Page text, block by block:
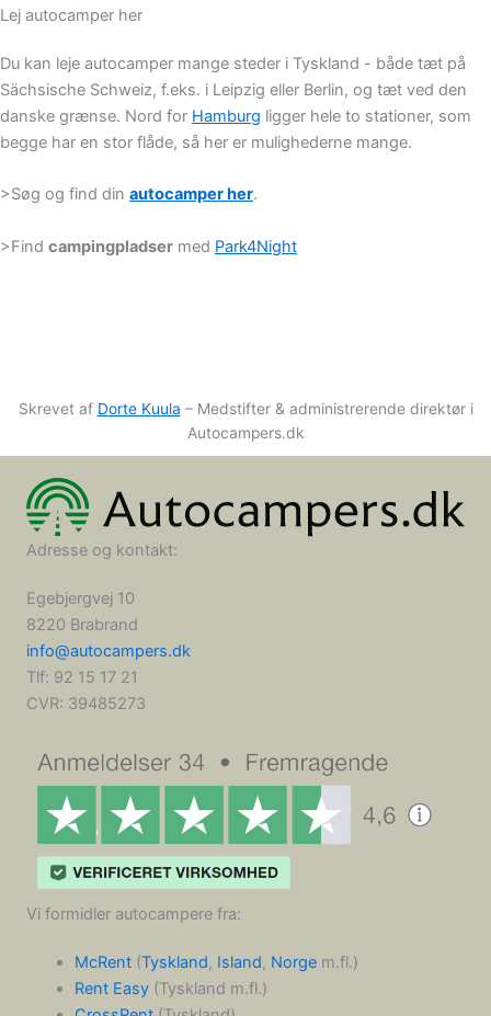
Lej autocamper her
Du kan leje autocamper mange steder i Tyskland - både tæt på
Sächsische Schweiz, f.eks. i Leipzig eller Berlin, og tæt ved den
danske grænse. Nord for Hamburg ligger hele to stationer, som
begge har en stor flåde, så her er mulighederne mange.
>Søg og find din autocamper her.
>Find campingpladser med Park4Night
Skrevet af Dorte Kuula – Medstifter & administrerende direktør i
Autocampers.dk
Adresse og kontakt:
Egebjergvej 10
8220 Brabrand
info@autocampers.dk
Tlf: 92 15 17 21
CVR: 39485273
Vi formidler autocampere fra:
McRent(Tyskland, Island, Norgem.fl.)
Rent Easy(Tyskland m.fl.)